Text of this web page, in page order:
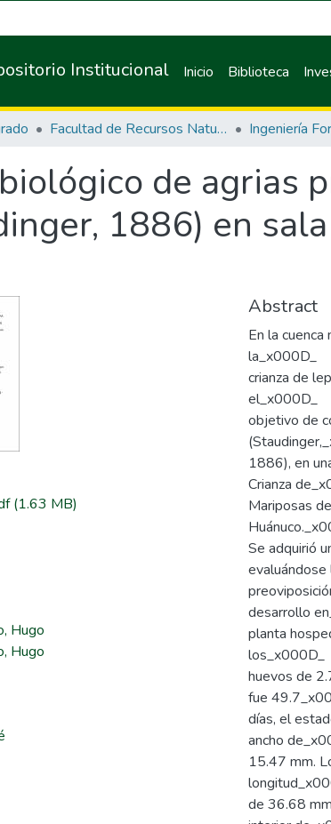
Institucional Inicio Biblioteca
Facultad de Recursos Naturales Renovables Ingeniería
de agrias
1886) en
(1.63 MB)
Hugo
Hugo
Abstract
En la
la_x000D_
crianza de
el_x000D_
objetivo de
1886), en
Crianza
Mariposas
Se adquirió
desarrollo
planta
los_x000D_
huevos de
fue
días, el
ancho
15.47 mm.
de 36.68